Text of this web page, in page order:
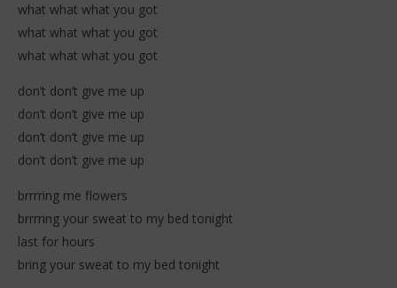
juin
Stone
what what what you got
what what what you got
what what what you got
don’t don’t give me up
don’t don’t give me up
don’t don’t give me up
don’t don’t give me up
brrrring me flowers
brrrring your sweat to my bed tonight
last for hours
bring your sweat to my bed tonight